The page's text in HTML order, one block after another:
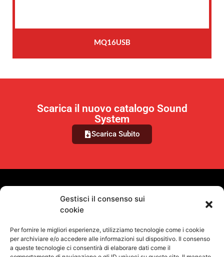
Gestisci il consenso sui
cookie
Per fornire le migliori esperienze, utilizziamo tecnologie come i cookie
per archiviare e/o accedere alle informazioni sul dispositivo. Il consenso
a queste tecnologie ci consentirà di elaborare dati come il
MQ16USB
Scarica il nuovo catalogo Sound
System
Scarica Subito
VUOI RIMANERE AGGIORNATO?
SEGUICI SUI NOSTRI SOCIAL